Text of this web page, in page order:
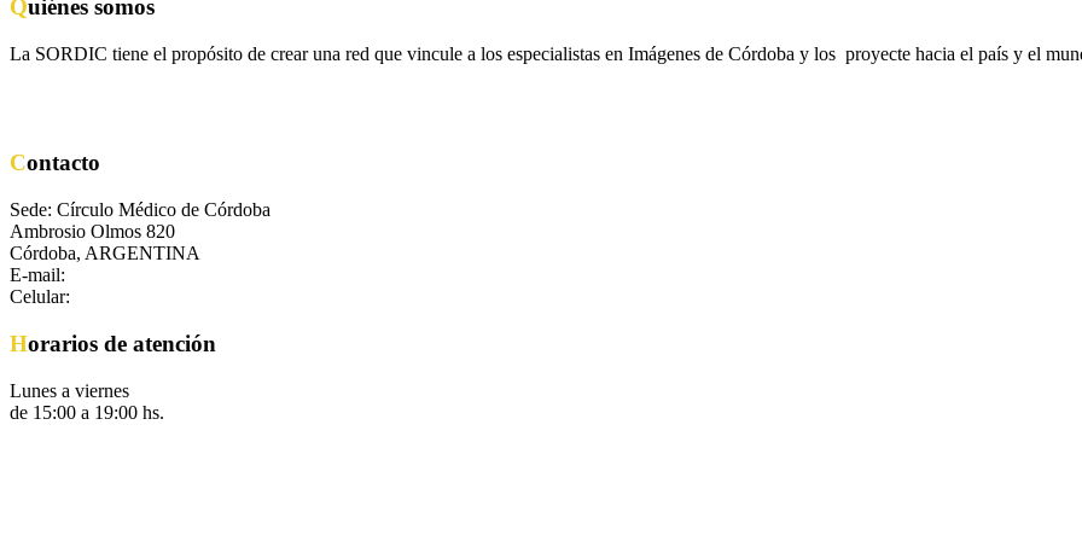
Quiénes somos
La SORDIC tiene el propósito de crear una red que vincule a los especialistas en Imágenes de Córdoba y los proyecte hacia el país y el
Contacto
Sede: Círculo Médico de Córdoba
Ambrosio Olmos 820
Córdoba, ARGENTINA
E-mail:
Celular:
Horarios de atención
Lunes a viernes
de 15:00 a 19:00 hs.